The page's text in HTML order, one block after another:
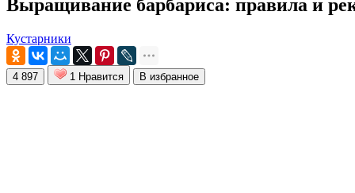
Выращивание барбариса: правила и
Кустарники
4 897 1 Нравится В избранное